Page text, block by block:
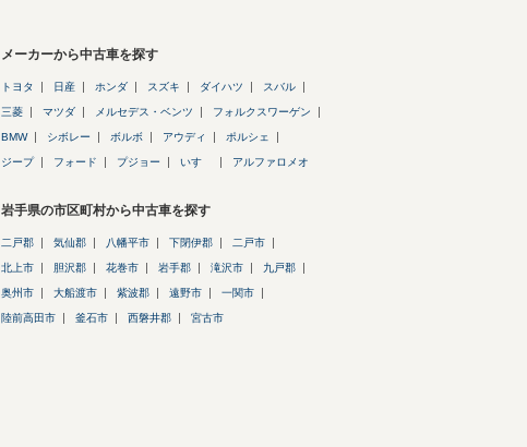
メーカーから中古車を探す
トヨタ 日産 ホンダ スズキ ダイハツ スバル
三菱 マツダ メルセデス・ベンツ フォルクスワーゲン
BMW シボレー ボルボ アウディ ポルシェ
ジープ フォード プジョー いすゞ アルファロメオ
岩手県の市区町村から中古車を探す
二戸郡 気仙郡 八幡平市 下閉伊郡 二戸市
北上市 胆沢郡 花巻市 岩手郡 滝沢市 九戸郡
奥州市 大船渡市 紫波郡 遠野市 一関市
陸前高田市 釜石市 西磐井郡 宮古市